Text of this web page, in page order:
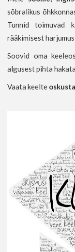
sõbralikus
Tunnid toimuvad
rääkimisest
Soovid oma
algusest pihta
Vaata keelte